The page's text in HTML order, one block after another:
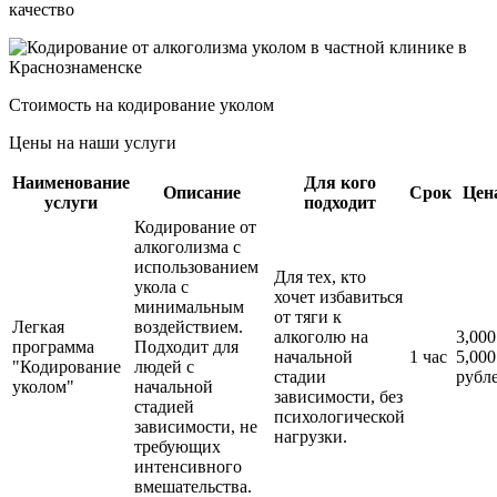
качество
Стоимость на кодирование уколом
Цены на наши услуги
Наименование
услуги
Описание
Для кого
подходит
Срок
Легкая
программа
"Кодирование
уколом"
Кодирование от
алкоголизма с
использованием
укола с
минимальным
воздействием.
Подходит для
людей с
начальной
стадией
зависимости, не
требующих
интенсивного
вмешательства.
Для тех, кто
хочет избавиться
от тяги к
алкоголю на
начальной
стадии
зависимости, без
психологической
нагрузки.
1 час 5,000